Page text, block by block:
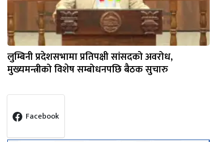
लुम्बिनी प्रदेशसभामा प्रतिपक्षी सांसदको अवरोध,
मुख्यमन्त्रीको विशेष सम्बोधनपछि बैठक सुचारु
Facebook